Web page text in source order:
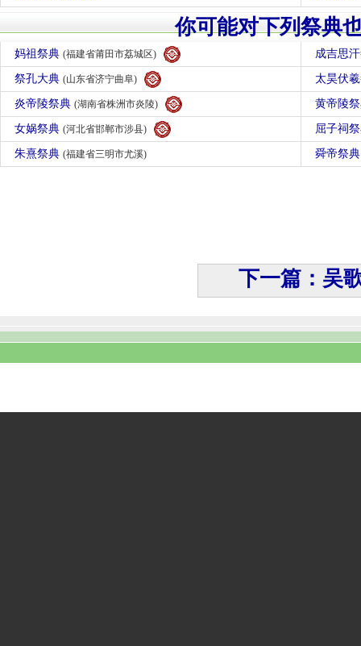
你可能对下列祭典
妈祖祭典 (福建省莆田市荔城区) 成吉思
祭孔大典 (山东省济宁曲阜) 太昊伏
炎帝陵祭典 (湖南省株洲市炎陵) 黄帝陵
女娲祭典 (河北省邯郸市涉县) 屈子祠
朱熹祭典 (福建省三明市尤溪) 舜帝祭
下一篇：吴